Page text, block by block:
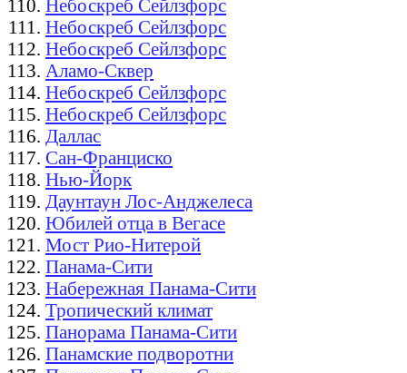
Небоскреб Сейлзфорс
Небоскреб Сейлзфорс
Небоскреб Сейлзфорс
Аламо-Сквер
Небоскреб Сейлзфорс
Небоскреб Сейлзфорс
Даллас
Сан-Франциско
Нью-Йорк
Даунтаун Лос-Анджелеса
Юбилей отца в Вегасе
Мост Рио-Нитерой
Панама-Сити
Набережная Панама-Сити
Тропический климат
Панорама Панама-Сити
Панамские подворотни